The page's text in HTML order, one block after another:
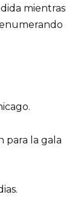
mientras
para la gala